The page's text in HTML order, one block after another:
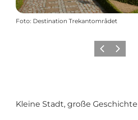
Foto: Destination Trekantområdet
ZurückWeiter
Kleine Stadt, große Geschichte